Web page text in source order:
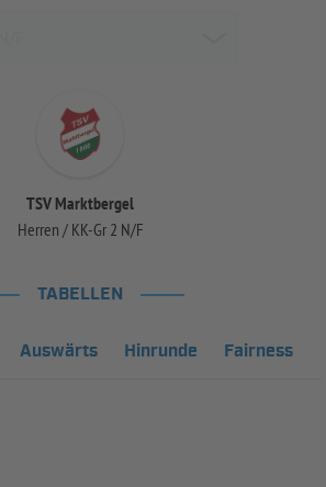
TSV Marktbergel
Herren / KK-Gr 2 N/F
TABELLEN
Auswärts Hinrunde Fairness